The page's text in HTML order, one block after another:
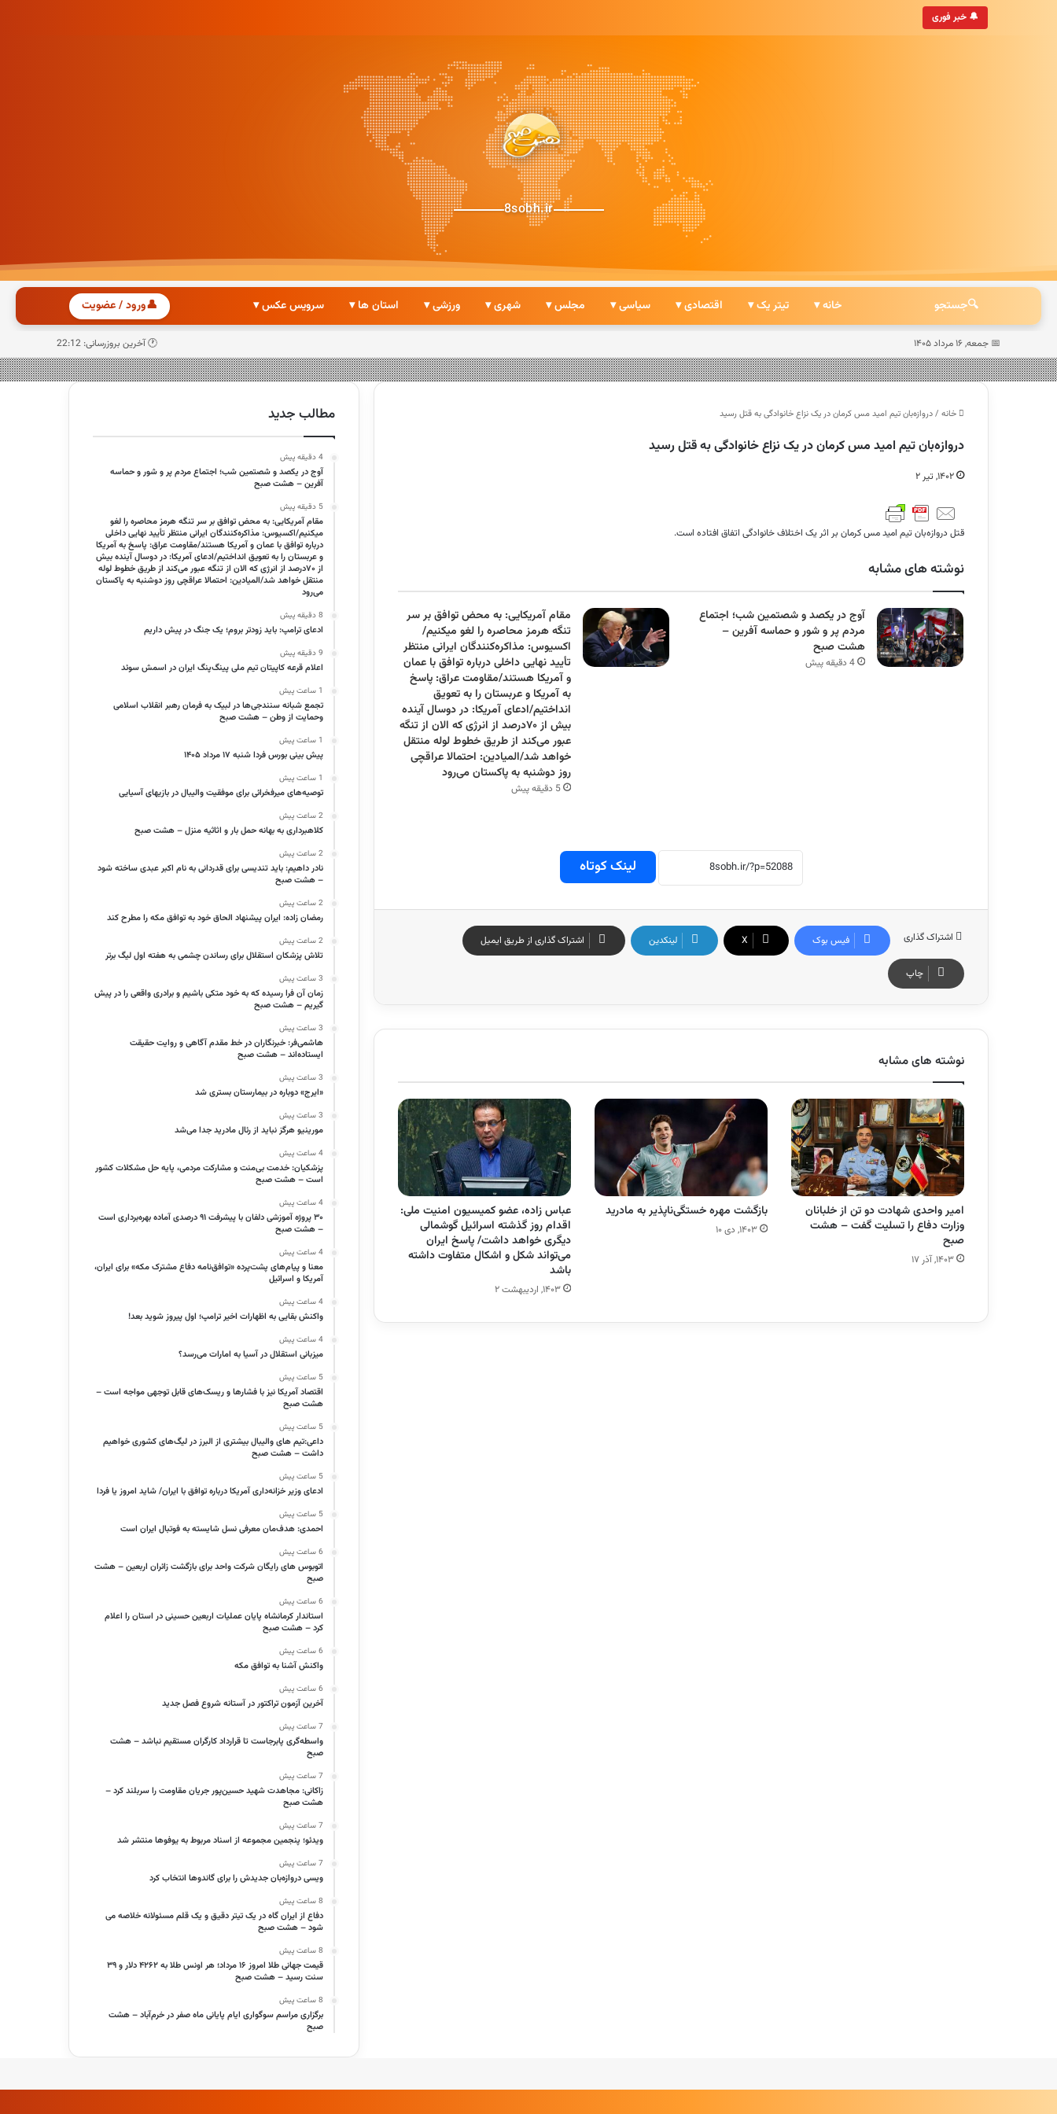
🔔 خبر فوری
8sobh.ir
🔍جستجو خانه ▾ تیتر یک ▾ اقتصادی ▾ سیاسی ▾ مجلس ▾ شهری ▾ ورزشی ▾ استان ها ▾ سرویس عکس ▾ 👤ورود / عضویت
📅 جمعه, ۱۶ مرداد ۱۴۰۵ 🕐 آخرین بروزرسانی: 22:12
خانه /دروازه‌بان تیم امید مس کرمان در یک نزاع خانوادگی به قتل رسید
دروازه‌بان تیم امید مس کرمان در یک نزاع خانوادگی به قتل رسید
۱۴۰۲, تیر ۲
قتل دروازه‌بان تیم امید مس کرمان بر اثر یک اختلاف خانوادگی اتفاق افتاده است.
نوشته های مشابه
آوج در یکصد و شصتمین شب؛ اجتماع
مردم پر و شور و حماسه آفرین –
هشت صبح
4 دقیقه پیش
مقام آمریکایی: به محض توافق بر سر
تنگه هرمز محاصره را لغو میکنیم/
اکسیوس: مذاکره‌کنندگان ایرانی منتظر
تأیید نهایی داخلی درباره توافق با عمان
و آمریکا هستند/مقاومت عراق: پاسخ
به آمریکا و عربستان را به تعویق
انداختیم/ادعای آمریکا: در دوسال آینده
بیش از ۷۰درصد از انرژی که الان از تنگه
عبور می‌کند از طریق خطوط لوله منتقل
خواهد شد/المیادین: احتمالا عراقچی
روز دوشنبه به پاکستان می‌رود
5 دقیقه پیش
لینک کوتاه
اشتراک گذاری فیس بوک X لینکدین اشتراک گذاری از طریق ایمیل
چاپ
نوشته های مشابه
امیر واحدی شهادت دو تن از خلبانان
وزارت دفاع را تسلیت گفت – هشت
صبح
۱۴۰۳, آذر ۱۷
بازگشت مهره خستگی‌ناپذیر به مادرید
۱۴۰۳, دی ۱۰
عباس زاده، عضو کمیسیون امنیت ملی:
اقدام روز گذشته اسرائیل گوشمالی
دیگری خواهد داشت/ پاسخ ایران
می‌تواند شکل و اشکال متفاوت داشته
باشد
۱۴۰۳, اردیبهشت ۲
مطالب جدید
4 دقیقه پیش
آوج در یکصد و شصتمین شب؛ اجتماع مردم پر و شور و حماسه
آفرین – هشت صبح
5 دقیقه پیش
مقام آمریکایی: به محض توافق بر سر تنگه هرمز محاصره را لغو
میکنیم/اکسیوس: مذاکره‌کنندگان ایرانی منتظر تأیید نهایی داخلی
درباره توافق با عمان و آمریکا هستند/مقاومت عراق: پاسخ به آمریکا
و عربستان را به تعویق انداختیم/ادعای آمریکا: در دوسال آینده بیش
از ۷۰درصد از انرژی که الان از تنگه عبور می‌کند از طریق خطوط لوله
منتقل خواهد شد/المیادین: احتمالا عراقچی روز دوشنبه به پاکستان
می‌رود
8 دقیقه پیش
ادعای ترامپ: باید زودتر بروم؛ یک جنگ در پیش داریم
9 دقیقه پیش
اعلام قرعه کاپیتان تیم ملی پینگ‌پنگ ایران در اسمش سوئد
1 ساعت پیش
تجمع شبانه سنندجی‌ها در لبیک به فرمان رهبر انقلاب اسلامی
وحمایت از وطن – هشت صبح
1 ساعت پیش
پیش بینی بورس فردا شنبه ۱۷ مرداد ۱۴۰۵
1 ساعت پیش
توصیه‌های میرفخرائی برای موفقیت والیبال در بازیهای آسیایی
2 ساعت پیش
کلاهبرداری به بهانه حمل بار و اثاثیه منزل – هشت صبح
2 ساعت پیش
نادر داهیم: باید تندیسی برای قدردانی به نام اکبر عبدی ساخته شود
– هشت صبح
2 ساعت پیش
رمضان زاده: ایران پیشنهاد الحاق خود به توافق مکه را مطرح کند
2 ساعت پیش
تلاش پزشکان استقلال برای رساندن چشمی به هفته اول لیگ برتر
3 ساعت پیش
زمان آن فرا رسیده که به خود متکی باشیم و برادری واقعی را در پیش
گیریم – هشت صبح
3 ساعت پیش
هاشمی‌فر​​​​​​​: خبرنگاران در خط مقدم آگاهی و روایت حقیقت
ایستاده‌اند – هشت صبح
3 ساعت پیش
«ایرج» دوباره در بیمارستان بستری شد
3 ساعت پیش
مورینیو هرگز نباید از رئال مادرید جدا می‌شد
4 ساعت پیش
پزشکیان: خدمت بی‌منت و مشارکت مردمی، پایه حل مشکلات کشور
است – هشت صبح
4 ساعت پیش
۳۰ پروژه آموزشی دلفان با پیشرفت ۹۱ درصدی آماده بهره‌برداری است
– هشت صبح
4 ساعت پیش
معنا و پیام‌های پشت‌پرده «توافق‌نامه دفاع مشترک مکه» برای ایران،
آمریکا و اسرائیل
4 ساعت پیش
واکنش بقایی به اظهارات اخیر ترامپ؛ اول پیروز شوید بعد!
4 ساعت پیش
میزبانی استقلال در آسیا به امارات می‌رسد؟
5 ساعت پیش
اقتصاد آمریکا نیز با فشارها و ریسک‌های قابل توجهی مواجه است –
هشت صبح
5 ساعت پیش
داعی:تیم های والیبال بیشتری از البرز در لیگ‌های کشوری خواهیم
داشت – هشت صبح
5 ساعت پیش
ادعای وزیر خزانه‌داری آمریکا درباره توافق با ایران/ شاید امروز یا فردا
5 ساعت پیش
احمدی: هدف‌مان معرفی نسل شایسته به فوتبال ایران است
6 ساعت پیش
اتوبوس های رایگان شرکت واحد برای بازگشت زائران اربعین – هشت
صبح
6 ساعت پیش
استاندار کرمانشاه پایان عملیات اربعین حسینی در استان را اعلام
کرد – هشت صبح
6 ساعت پیش
واکنش آشنا به توافق مکه
6 ساعت پیش
آخرین آزمون تراکتور در آستانه شروع فصل جدید
7 ساعت پیش
واسطه‌گری پابرجاست تا قرارداد کارگران مستقیم نباشد – هشت
صبح
7 ساعت پیش
زاکانی: مجاهدت شهید حسین‌پور جریان مقاومت را سربلند کرد –
هشت صبح
7 ساعت پیش
ویدئو؛ پنجمین مجموعه از اسناد مربوط به یوفوها منتشر شد
7 ساعت پیش
ویسی دروازه‌بان جدیدش را برای گاندوها انتخاب کرد
8 ساعت پیش
دفاع از ایران گاه در یک تیتر دقیق و یک قلم مسئولانه خلاصه می
شود – هشت صبح
8 ساعت پیش
قیمت جهانی طلا امروز ۱۶ مرداد؛ هر اونس طلا به ۴۲۶۲ دلار و ۳۹
سنت رسید – هشت صبح
8 ساعت پیش
برگزاری مراسم سوگواری ایام پایانی ماه صفر در خرم‌آباد – هشت
صبح